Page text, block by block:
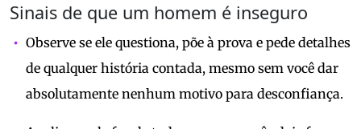
Sinais de que um homem é inseguro
Observe se ele questiona, põe à prova e pede detalhes
de qualquer história contada, mesmo sem você dar
absolutamente nenhum motivo para desconfiança.